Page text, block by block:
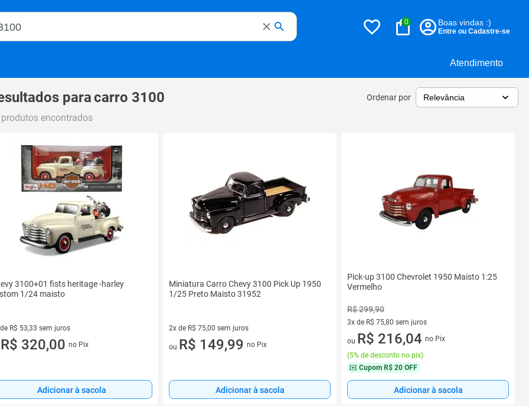
Atendimento
Magalu
0 Boas vindas :)
Entre ou Cadastre-se
paracarro 3100 Ordenar por
encontrados
3100+01 fists heritage -harley
1/24 maisto
R$ 53,33 sem juros
de R$ 53,33 sem juros
R$ 320,00 no Pix
Adicionar à sacola
Miniatura Carro Chevy 3100 Pick Up 1950
1/25 Preto Maisto 31952
2x de R$ 75,00 sem juros
2 vez de R$ 75,00 sem juros
ou R$ 149,99 no Pix
Adicionar à sacola
Pick-up 3100 Chevrolet 1950 Maisto 1:25
Vermelho
R$ 299,90
3x de R$ 75,80 sem juros
3 vez de R$ 75,80 sem juros
ou R$ 216,04 no Pix
(5% de desconto no pix)
Cupom R$ 20 OFF
Adicionar à sacola